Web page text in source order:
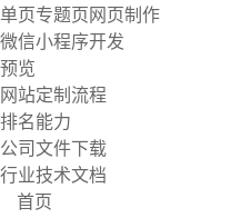
单页专题页网页制作
微信小程序开发
预览
网站定制流程
排名能力
公司文件下载
行业技术文档
首页